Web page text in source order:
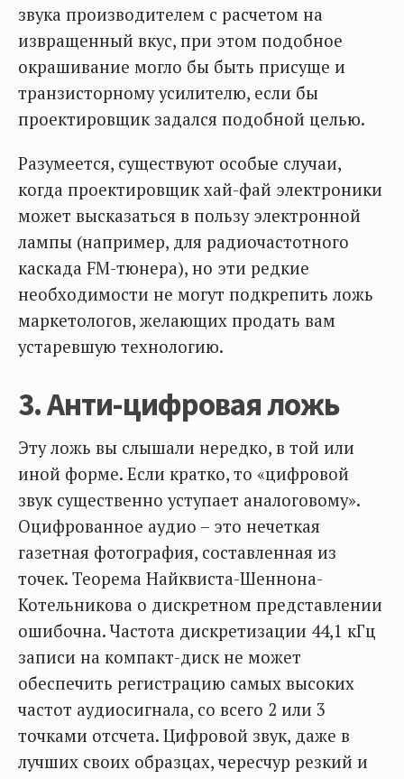
звука производителем с расчетом на
извращенный вкус, при этом подобное
окрашивание могло бы быть присуще и
транзисторному усилителю, если бы
проектировщик задался подобной целью.
Разумеется, существуют особые случаи,
когда проектировщик хай-фай электроники
может высказаться в пользу электронной
лампы (например, для радиочастотного
каскада FM-тюнера), но эти редкие
необходимости не могут подкрепить ложь
маркетологов, желающих продать вам
устаревшую технологию.
3. Анти-цифровая ложь
Эту ложь вы слышали нередко, в той или
иной форме. Если кратко, то «цифровой
звук существенно уступает аналоговому».
Оцифрованное аудио – это нечеткая
газетная фотография, составленная из
точек. Теорема Найквиста-Шеннона-
Котельникова о дискретном представлении
ошибочна. Частота дискретизации 44,1 кГц
записи на компакт-диск не может
обеспечить регистрацию самых высоких
частот аудиосигнала, со всего 2 или 3
точками отсчета. Цифровой звук, даже в
лучших своих образцах, чересчур резкий и